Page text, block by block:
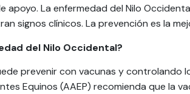
apoyo. La enfermedad del Nilo
signos clínicos. La prevención es la
del Nilo Occidental?
prevenir con vacunas y controlando
Equinos (AAEP) recomienda que la